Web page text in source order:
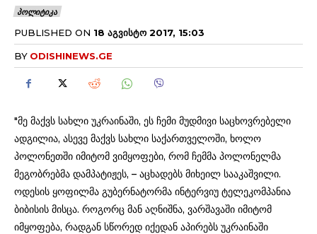
ᲞᲝᲚᲘᲢᲘᲙᲐ
PUBLISHED ON 18 ᲐᲒᲕᲘᲡᲢᲝ 2017, 15:03
BY ODISHINEWS.GE
"მე მაქვს სახლი უკრაინაში, ეს ჩემი მუდმივი საცხოვრებელი
ადგილია, ასევე მაქვს სახლი საქართველოში, ხოლო
პოლონეთში იმიტომ ვიმყოფები, რომ ჩემმა პოლონელმა
მეგობრებმა დამპატიჟეს, – აცხადებს მიხეილ სააკაშვილი.
ოდესის ყოფილმა გუბერნატორმა ინტერვიუ ტელეკომპანია
ბიბისის მისცა. როგორც მან აღნიშნა, ვარშავაში იმიტომ
იმყოფება, რადგან სწორედ იქედან აპირებს უკრაინაში